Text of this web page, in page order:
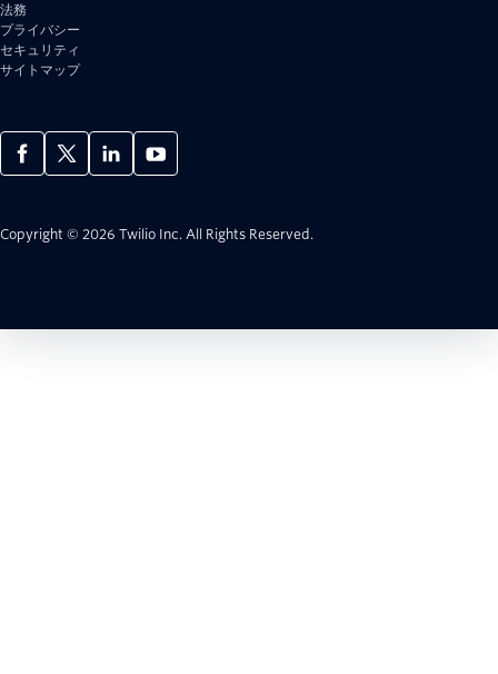
法務
プライバシー
セキュリティ
サイトマップ
Copyright © 2026 Twilio Inc. All Rights Reserved.